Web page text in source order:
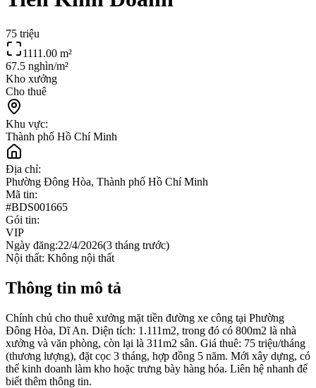
75 triệu
1111.00 m²
67.5 nghìn/m²
Kho xưởng
Cho thuê
Khu vực:
Thành phố Hồ Chí Minh
Địa chỉ:
Phường Đông Hòa, Thành phố Hồ Chí Minh
Mã tin:
#BDS001665
Gói tin:
VIP
Ngày đăng:22/4/2026(3 tháng trước)
Nội thất: Không nội thất
Thông tin mô tả
Chính chủ cho thuê xưởng mặt tiền đường xe công tại Phường
Đông Hòa, Dĩ An. Diện tích: 1.111m2, trong đó có 800m2 là nhà
xưởng và văn phòng, còn lại là 311m2 sân. Giá thuê: 75 triệu/tháng
(thương lượng), đặt cọc 3 tháng, hợp đồng 5 năm. Mới xây dựng, có
thể kinh doanh làm kho hoặc trưng bày hàng hóa. Liên hệ nhanh để
biết thêm thông tin.